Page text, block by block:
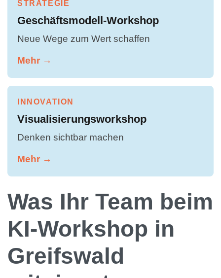
STRATEGIE
Geschäftsmodell-Workshop
Neue Wege zum Wert schaffen
Mehr →
INNOVATION
Visualisierungsworkshop
Denken sichtbar machen
Mehr →
Was Ihr Team beim
KI-Workshop in
Greifswald